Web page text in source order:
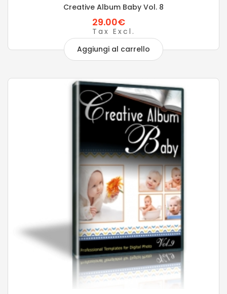
Creative Album Baby Vol. 8
29.00€
Tax Excl.
Aggiungi al carrello